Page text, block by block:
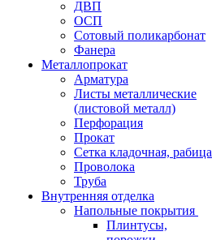
ДВП
ОСП
Сотовый поликарбонат
Фанера
Металлопрокат
Арматура
Листы металлические
(листовой металл)
Перфорация
Прокат
Сетка кладочная, рабица
Проволока
Труба
Внутренняя отделка
Напольные покрытия
Плинтусы,